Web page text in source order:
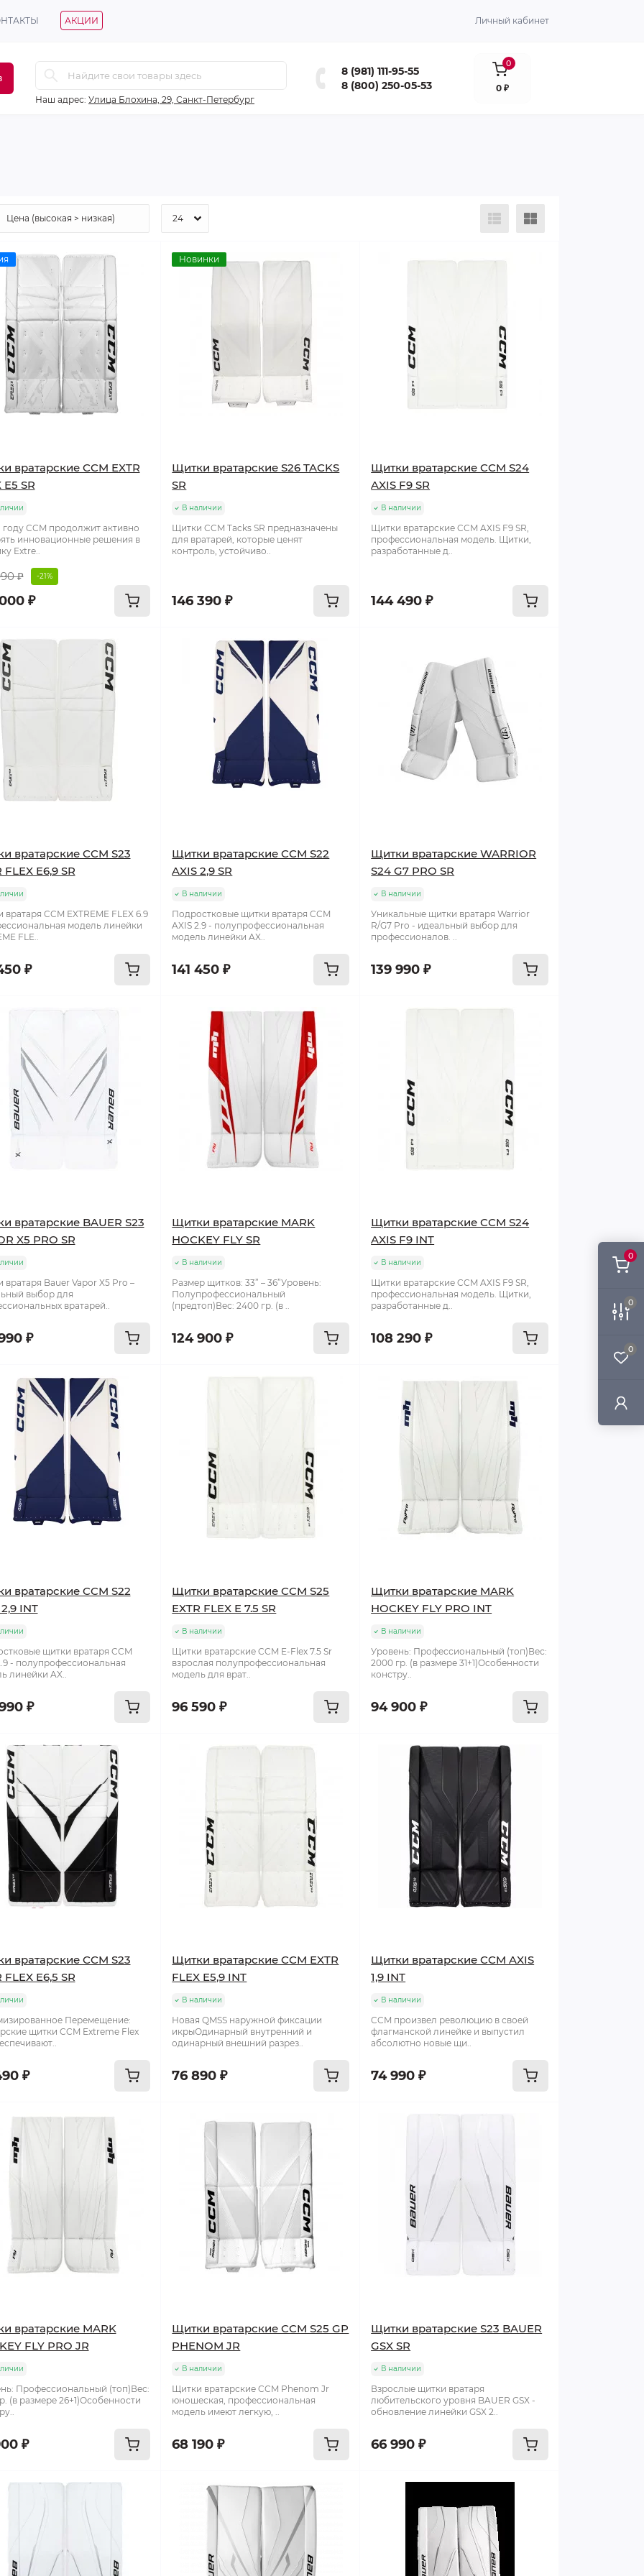
0
0
0
АКЦИИ Личный кабинет
Наш адрес: Улица Блохина, 29, Санкт-Петербург
8 (981) 111-95-55
8 (800) 250-05-53
0
0 ₽
вратарские CCM EXTR
E5 SR
году CCM продолжит активно
инновационные решения в
Extre..
₽ -21%
₽
Новинки
Щитки вратарские S26 TACKS
SR
В наличии
Щитки CCM Tacks SR предназначены
для вратарей, которые ценят
контроль, устойчиво..
146 390 ₽
Щитки вратарские CCM S24
AXIS F9 SR
В наличии
Щитки вратарские CCM AXIS F9 SR,
профессиональная модель. Щитки,
разработанные д..
144 490 ₽
вратарские CCM S23
FLEX E6,9 SR
CCM EXTREME FLEX 6.9
модель линейки
FLE..
₽
Щитки вратарские CCM S22
AXIS 2,9 SR
В наличии
Подростковые щитки вратаря CCM
AXIS 2.9 - полупрофессиональная
модель линейки AX..
141 450 ₽
Щитки вратарские WARRIOR
S24 G7 PRO SR
В наличии
Уникальные щитки вратаря Warrior
R/G7 Pro - идеальный выбор для
профессионалов. ..
139 990 ₽
вратарские BAUER S23
X5 PRO SR
вратаря Bauer Vapor X5 Pro –
выбор для
вратарей..
₽
Щитки вратарские MARK
HOCKEY FLY SR
В наличии
Размер щитков: 33” – 36”Уровень:
Полупрофессиональный
(предтоп)Вес: 2400 гр. (в ..
124 900 ₽
Щитки вратарские CCM S24
AXIS F9 INT
В наличии
Щитки вратарские CCM AXIS F9 SR,
профессиональная модель. Щитки,
разработанные д..
108 290 ₽
вратарские CCM S22
INT
щитки вратаря CCM
- полупрофессиональная
линейки AX..
₽
Щитки вратарские CCM S25
EXTR FLEX E 7.5 SR
В наличии
Щитки вратарские CCM E-Flex 7.5 Sr
взрослая полупрофессиональная
модель для врат..
96 590 ₽
Щитки вратарские MARK
HOCKEY FLY PRO INT
В наличии
Уровень: Профессиональный (топ)Вес:
2000 гр. (в размере 31+1)Особенности
констру..
94 900 ₽
вратарские CCM S23
FLEX E6,5 SR
Перемещение:
щитки CCM Extreme Flex
₽
Щитки вратарские CCM EXTR
FLEX E5,9 INT
В наличии
Новая QMSS наружной фиксации
икрыОдинарный внутренний и
одинарный внешний разрез..
76 890 ₽
Щитки вратарские CCM AXIS
1,9 INT
В наличии
CCM произвел революцию в своей
флагманской линейке и выпустил
абсолютно новые щи..
74 990 ₽
вратарские MARK
FLY PRO JR
Профессиональный (топ)Вес:
(в размере 26+1)Особенности
₽
Щитки вратарские CCM S25 GP
PHENOM JR
В наличии
Щитки вратарские CCM Phenom Jr
юношеская, профессиональная
модель имеют легкую, ..
68 190 ₽
Щитки вратарские S23 BAUER
GSX SR
В наличии
Взрослые щитки вратаря
любительского уровня BAUER GSX -
обновление линейки GSX 2..
66 990 ₽